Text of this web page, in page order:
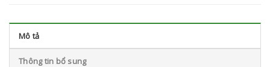
Mô tả
Thông tin bổ sung